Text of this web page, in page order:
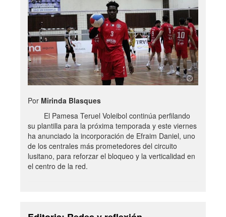
Por Mirinda Blasques
El Pamesa Teruel Voleibol continúa perfilando
su plantilla para la próxima temporada y este viernes
ha anunciado la incorporación de Efraim Daniel, uno
de los centrales más prometedores del circuito
lusitano, para reforzar el bloqueo y la verticalidad en
el centro de la red.